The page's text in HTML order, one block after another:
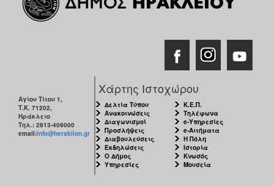
Αγίου Τίτου 1,
Τ.Κ. 71202,
Ηράκλειο
Τηλ.: 2813-409000
email:info@heraklion.gr
Χάρτης Ιστοχώρου
Δελτία Τύπου
Ανακοινώσεις
Διαγωνισμοί
Προσλήψεις
Διαβουλεύσεις
Εκδηλώσεις
Ο Δήμος
Υπηρεσίες
Κ.Ε.Π.
Τηλέφωνα
e-Υπηρεσίες
e-Αιτήματα
Η Πόλη
Ιστορία
Κνωσός
Μουσεία